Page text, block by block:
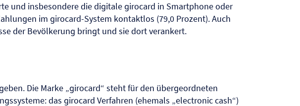
und insbesondere die digitale girocard in Smartphone oder
im girocard-System kontaktlos (79,0 Prozent). Auch
der Bevölkerung bringt und sie dort verankert.
Die Marke „girocard“ steht für den übergeordneten
das girocard Verfahren (ehemals „electronic cash“)